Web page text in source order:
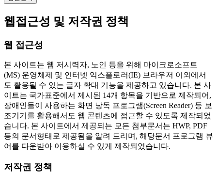
웹접근성 및 저작권 정책
웹 접근성
본 사이트는 웹 저시력자, 노인 등을 위해 마이크로소프트
(MS) 운영체제 및 인터넷 익스플로러(IE) 브라우저 이외에서
도 활용될 수 있는 글자 확대 기능을 제공하고 있습니다. 본 사
이트는 국가표준에서 제시된 14개 항목을 기반으로 제작되어,
장애인들이 사용하는 화면 낭독 프로그램(Screen Reader) 등 보
조기기를 활용해서도 웹 콘텐츠에 접근할 수 있도록 제작되었
습니다. 본 사이트에서 제공되는 모든 첨부문서는 HWP, PDF
등의 문서형태로 제공됨을 알려 드리며, 해당문서 프로그램 뷰
어를 다운받아 이용하실 수 있게 제작되었습니다.
저작권 정책